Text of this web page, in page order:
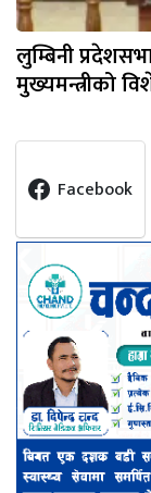
लुम्बिनी
मुख्यमन्त्रीको
Facebook